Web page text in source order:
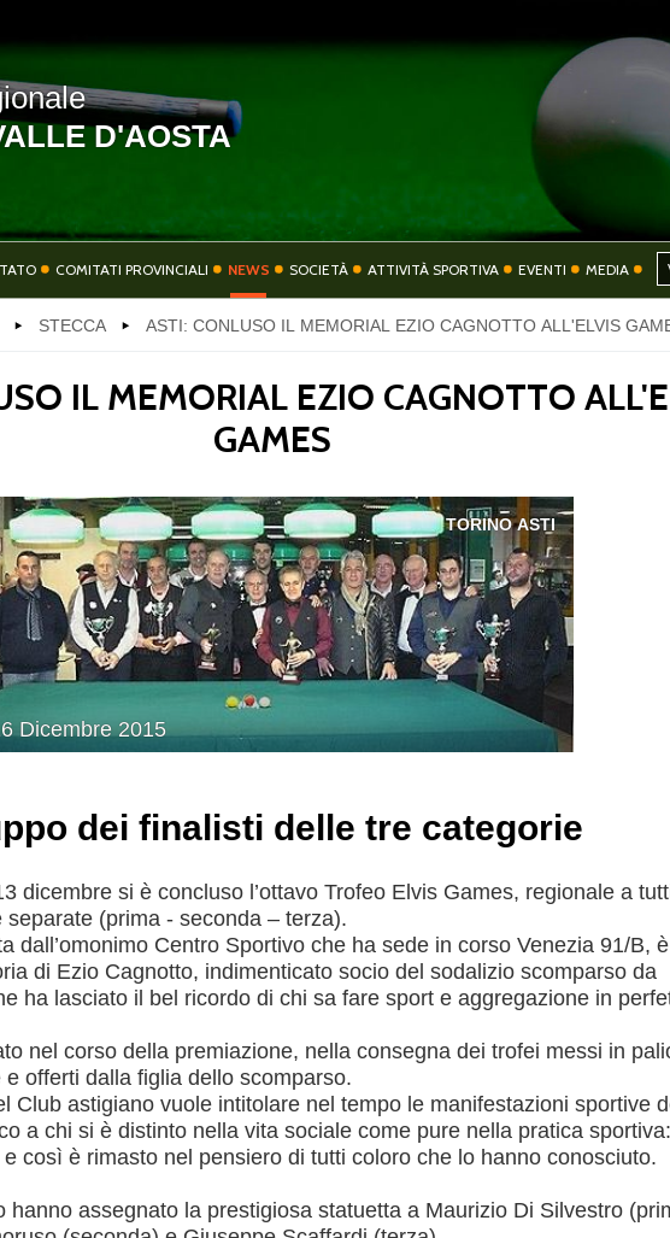
COMITATO
CONTATTI PRIVACY
Boccette Pockets Carambola
D'AOSTA
COMITATI PROVINCIALI NEWS SOCIETÀ ATTIVITÀ SPORTIVA EVENTI MEDIA
STECCA ASTI: CONLUSO IL MEMORIAL EZIO CAGNOTTO ALL'ELVIS
IL MEMORIAL EZIO CAGNOTTO
GAMES
Dicembre2015
TORINO ASTI
dei finalisti delle tre categorie
dicembre si è concluso l’ottavo Trofeo Elvis Games, regionale a
(prima - seconda – terza).
dall’omonimo Centro Sportivo che ha sede in corso Venezia 91/B,
di Ezio Cagnotto, indimenticato socio del sodalizio scomparso da
ha lasciato il bel ricordo di chi sa fare sport e aggregazione in
nel corso della premiazione, nella consegna dei trofei messi in
e offerti dalla figlia dello scomparso.
Club astigiano vuole intitolare nel tempo le manifestazioni sportive
a chi si è distinto nella vita sociale come pure nella pratica
così è rimasto nel pensiero di tutti coloro che lo hanno conosciuto.
hanno assegnato la prestigiosa statuetta a Maurizio Di Silvestro